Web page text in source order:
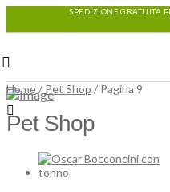
SPEDIZIONE GRATUITA
Home/ Pet Shop / Pagina 9
Pet Shop